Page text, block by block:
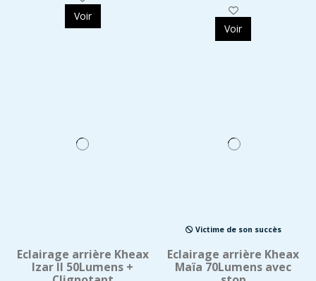
Voir
Voir
Eclairage arrière Kheax
Izar II 50Lumens +
Victime de son succès
Eclairage arrière Kheax
Maïa 70Lumens avec